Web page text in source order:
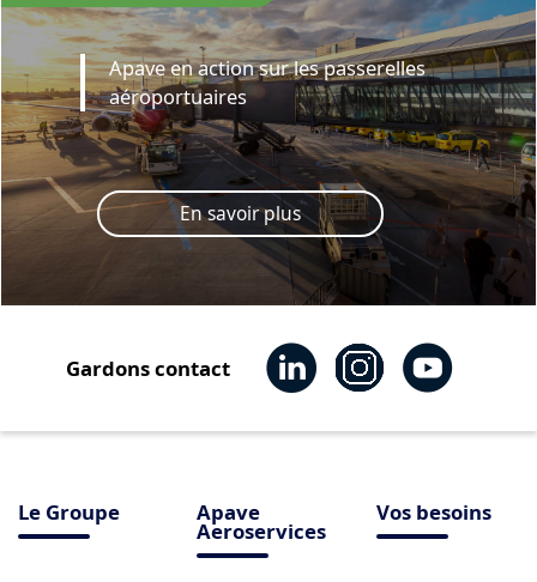
Apave en action sur les passerelles
aéroportuaires
En savoir plus
Gardons contact
Le Groupe Apave
Aeroservices
Vos besoins